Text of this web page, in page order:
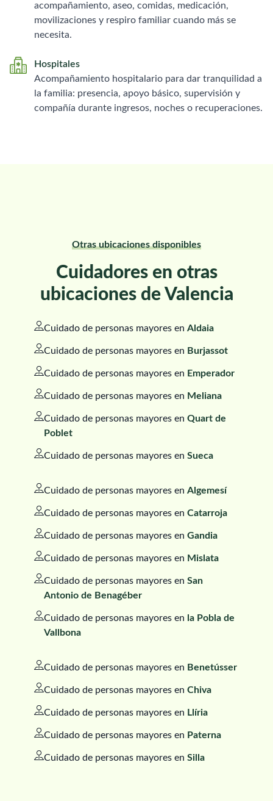
acompañamiento, aseo, comidas, medicación,
movilizaciones y respiro familiar cuando más se
necesita.
Hospitales
Acompañamiento hospitalario para dar tranquilidad a
la familia: presencia, apoyo básico, supervisión y
compañía durante ingresos, noches o recuperaciones.
Otras ubicaciones disponibles
Cuidadores en otras
ubicaciones de Valencia
Cuidado de personas mayores en Aldaia
Cuidado de personas mayores en Burjassot
Cuidado de personas mayores en Emperador
Cuidado de personas mayores en Meliana
Cuidado de personas mayores en Quart de
Poblet
Cuidado de personas mayores en Sueca
Cuidado de personas mayores en Algemesí
Cuidado de personas mayores en Catarroja
Cuidado de personas mayores en Gandia
Cuidado de personas mayores en Mislata
Cuidado de personas mayores en San
Antonio de Benagéber
Cuidado de personas mayores en la Pobla de
Vallbona
Cuidado de personas mayores en Benetússer
Cuidado de personas mayores en Chiva
Cuidado de personas mayores en Llíria
Cuidado de personas mayores en Paterna
Cuidado de personas mayores en Silla